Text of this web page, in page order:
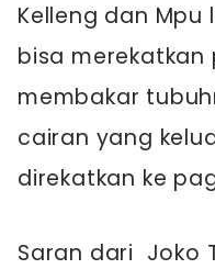
Kelleng dan
bisa
membakar
cairan yang
direkatkan ke
Saran dari Joko